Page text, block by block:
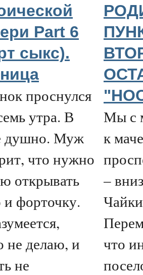
Part 6
cыкс).
проснулся
утра. В
душно. Муж
что нужно
открывать
и форточку.
не делаю, и
не
Мы с
к
–
что